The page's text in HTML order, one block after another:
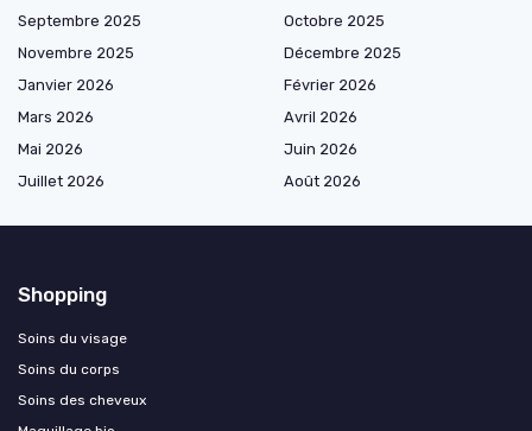
Septembre 2025
Octobre 2025
Novembre 2025
Décembre 2025
Janvier 2026
Février 2026
Mars 2026
Avril 2026
Mai 2026
Juin 2026
Juillet 2026
Août 2026
Shopping
Soins du visage
Soins du corps
Soins des cheveux